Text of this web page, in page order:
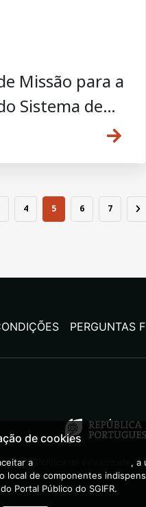
Missão para a
Sistema de
4 5 6 7
PERGUNTAS
de cookies
a
, a
local de componentes
Portal Público do SGIFR.